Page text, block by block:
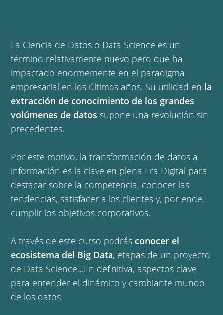
La Ciencia de Datos o Data Science es un
término relativamente nuevo pero que ha
impactado enormemente en el paradigma
empresarial en los últimos años. Su utilidad en la
extracción de conocimiento de los grandes
volúmenes de datos supone una revolución sin
precedentes.
Por este motivo, la transformación de datos a
información es la clave en plena Era Digital para
destacar sobre la competencia, conocer las
tendencias, satisfacer a los clientes y, por ende,
cumplir los objetivos corporativos.
A través de este curso podrás conocer el
ecosistema del Big Data, etapas de un proyecto
de Data Science…En definitiva, aspectos clave
para entender el dinámico y cambiante mundo
de los datos.